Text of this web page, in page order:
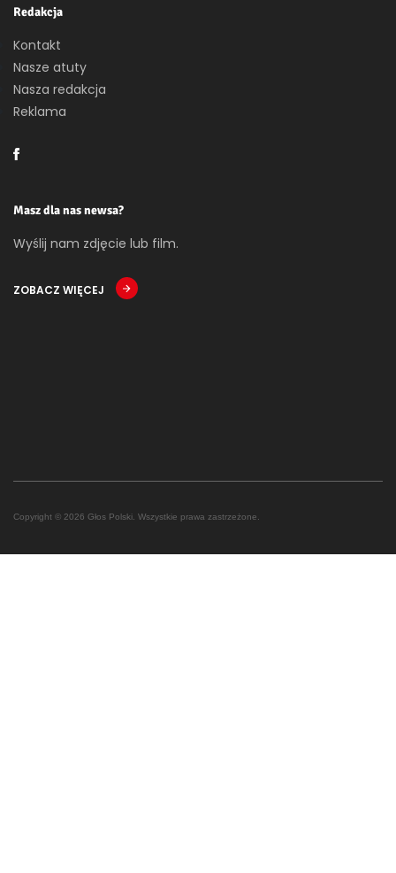
Redakcja
Kontakt
Nasze atuty
Nasza redakcja
Reklama
Masz dla nas newsa?
Wyślij nam zdjęcie lub film.
ZOBACZ WIĘCEJ
Copyright © 2026 Głos Polski. Wszystkie prawa zastrzeżone.